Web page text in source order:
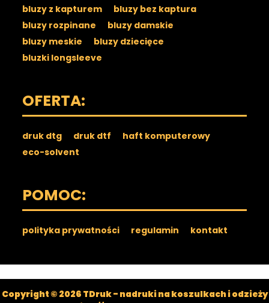
bluzy z kapturem
bluzy bez kaptura
bluzy rozpinane
bluzy damskie
bluzy meskie
bluzy dziecięce
bluzki longsleeve
OFERTA:
druk dtg druk dtf
haft komputerowy
eco-solvent
POMOC:
polityka prywatności regulamin kontakt
Copyright © 2026 TDruk - nadruki na koszulkach i odzieży